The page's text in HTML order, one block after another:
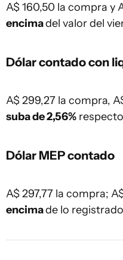
A$ 160,50 la compra y
encimadel valor del
Dólar contado con
A$ 299,27 la compra,
suba de 2,56%
Dólar MEP contado
A$ 297,77 la compra;
encimade lo